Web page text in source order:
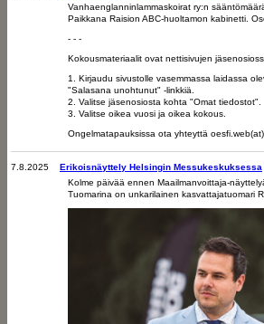
Vanhaenglanninlammaskoirat ry:n
Paikkana Raision ABC-huoltamon kabinetti.
- - -
Kokousmateriaalit ovat nettisivujen
1. Kirjaudu sivustolle vasemmassa laidassa
"Salasana unohtunut" -linkkiä.
2. Valitse jäsenosiosta kohta "Omat tiedostot".
3. Valitse oikea vuosi ja oikea kokous.
Ongelmatapauksissa ota yhteyttä
7.8.2025
Erikoisnäyttely Helsingin Messukeskuksessa
Kolme päivää ennen Maailmanvoittaja-
Tuomarina on unkarilainen kasvattajatuomari